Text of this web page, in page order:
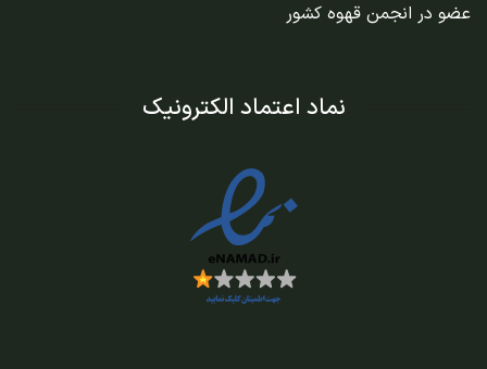
عضو در انجمن قهوه کشور
نماد اعتماد الکترونیک